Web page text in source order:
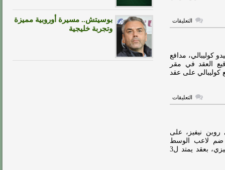
التعليقاتعلى
كوليبالي
مغلقةكوليبالي، مدافع
العقد في مقر
كوليبالي على عقد
التعليقاتعلى
تفاصيل
مغلقةروبن نيفيز، على
ضم لاعب الوسط
البرتغالي الدولي روبن نيفيز، قادما من وولفرهامبتون الإنجليزي، بعقد يمتد ل3
بوسيتش.. مسيرة أوروبية مميزة
وتجربة خليجية